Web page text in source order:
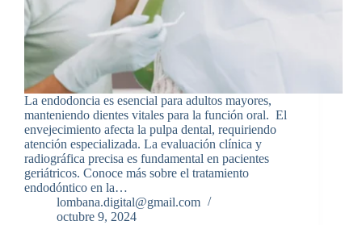
La endodoncia es esencial para adultos mayores,
manteniendo dientes vitales para la función oral. El
envejecimiento afecta la pulpa dental, requiriendo
atención especializada. La evaluación clínica y
radiográfica precisa es fundamental en pacientes
geriátricos. Conoce más sobre el tratamiento
endodóntico en la…
lombana.digital@gmail.com
octubre 9, 2024